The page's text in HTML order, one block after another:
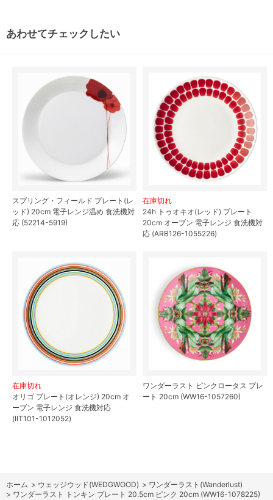
あわせてチェックしたい
スプリング・フィールド プレート(レ
ッド) 20cm 電子レンジ温め 食洗機対
応 (52214-5919)
在庫切れ
24h トゥオキオ(レッド) プレート
20cm オーブン 電子レンジ 食洗機対
応 (ARB126-1055226)
在庫切れ
オリゴ プレート(オレンジ) 20cm オ
ーブン 電子レンジ 食洗機対応
(IIT101-1012052)
ワンダーラスト ピンクロータス プレ
ート 20cm (WW16-1057260)
ホーム > ウェッジウッド(WEDGWOOD) > ワンダーラスト(Wanderlust)
> ワンダーラスト トンキン プレート 20.5cm ピンク 20cm (WW16-1078225)